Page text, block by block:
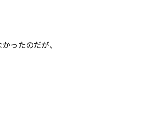
ったのだが、